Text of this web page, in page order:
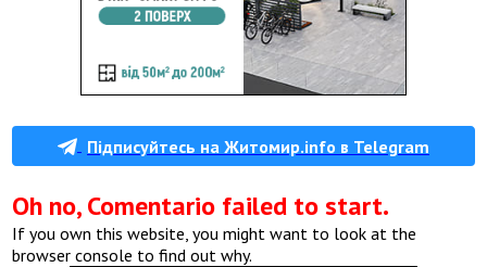
Підписуйтесь на Житомир.info в Telegram
Oh no, Comentario failed to start.
If you own this website, you might want to look at the
browser console to find out why.